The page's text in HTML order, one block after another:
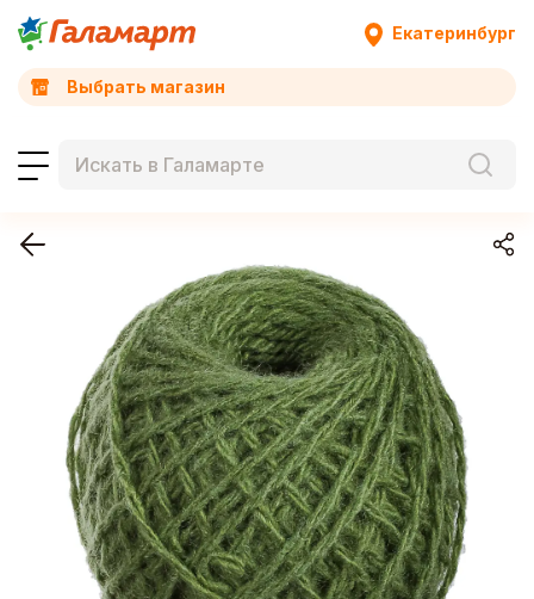
Екатеринбург
Выбрать магазин